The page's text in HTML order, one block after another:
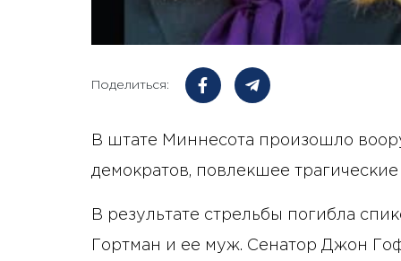
Поделиться:
В штате Миннесота произошло
демократов, повлекшее трагические
В результате стрельбы погибла
Гортман и ее муж. Сенатор Джон